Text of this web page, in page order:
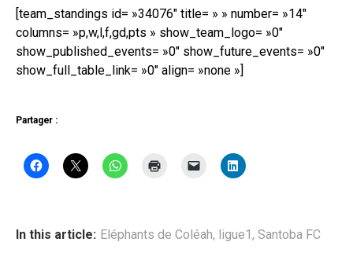
[team_standings id= »34076″ title= » » number= »14″
columns= »p,w,l,f,gd,pts » show_team_logo= »0″
show_published_events= »0″ show_future_events= »0″
show_full_table_link= »0″ align= »none »]
Partager :
In this article: Eléphants de Coléah, ligue1, Santoba FC